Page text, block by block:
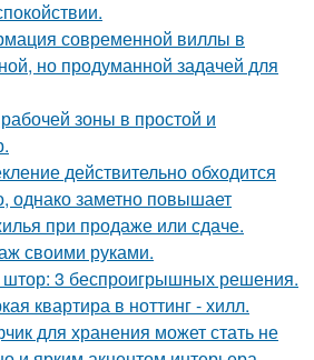
современной виллы в
но продуманной задачей для
зоны в простой и
действительно обходится
однако заметно повышает
при продаже или сдаче.
своими руками.
штор: 3 беспроигрышных решения.
квартира в ноттинг - хилл.
для хранения может стать не